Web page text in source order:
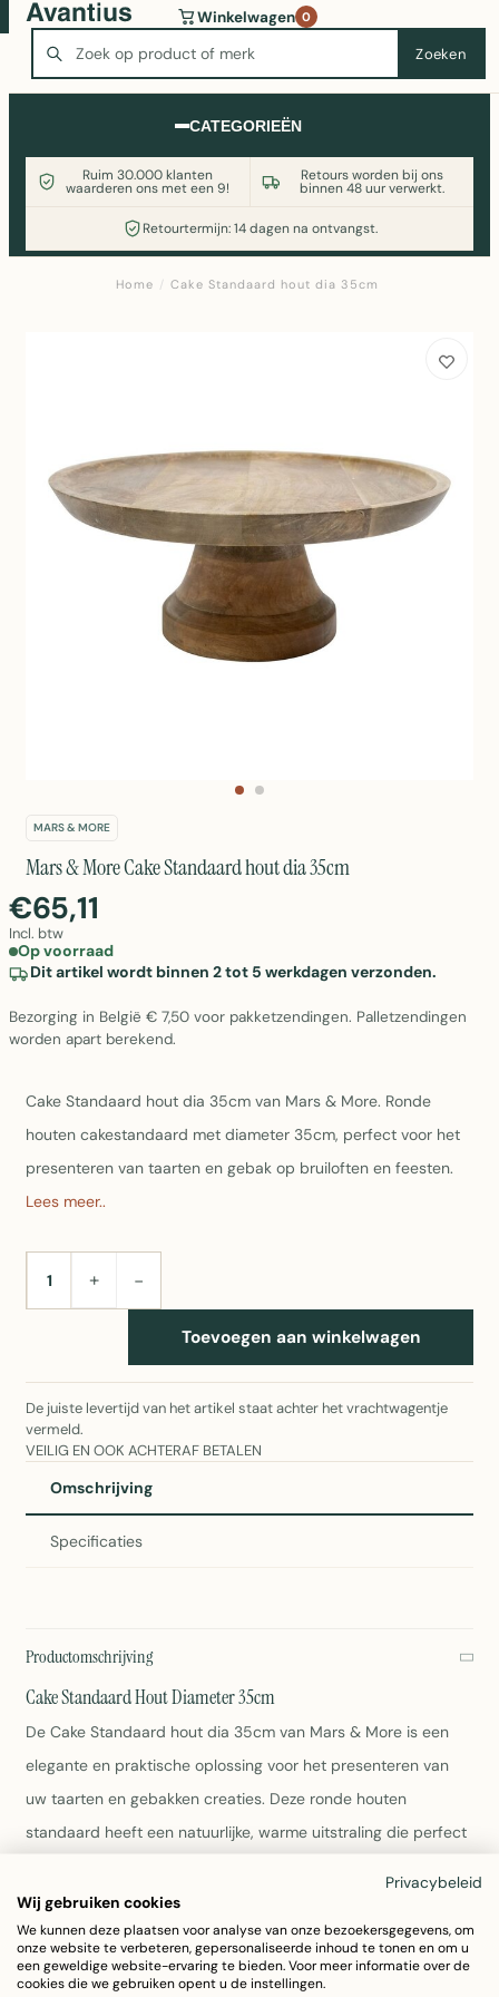
Zoeken
Winkelwagen 0
CATEGORIEËN
Ruim 30.000 klanten
waarderen ons met een 9!
Retours worden bij ons
binnen 48 uur verwerkt.
Retourtermijn: 14 dagen na ontvangst.
Wasmachine of koelkast nodig? Vergelijk alle prijzen op
Witgoedaanbod.nl
Home / Cake Standaard hout dia 35cm
MARS & MORE
Mars & More Cake Standaard hout dia 35cm
€65,11
Incl. btw
Op voorraad
Dit artikel wordt binnen 2 tot 5 werkdagen verzonden.
Bezorging in België € 7,50 voor pakketzendingen. Palletzendingen
worden apart berekend.
Cake Standaard hout dia 35cm van Mars & More. Ronde
houten cakestandaard met diameter 35cm, perfect voor het
presenteren van taarten en gebak op bruiloften en feesten.
Lees meer..
AANTAL+ −
Toevoegen aan winkelwagen
De juiste levertijd van het artikel staat achter het vrachtwagentje
vermeld.
VEILIG EN OOK ACHTERAF BETALEN
Omschrijving
Specificaties
Productomschrijving
Cake Standaard Hout Diameter 35cm
De Cake Standaard hout dia 35cm van Mars & More is een
elegante en praktische oplossing voor het presenteren van
uw taarten en gebakken creaties. Deze ronde houten
standaard heeft een natuurlijke, warme uitstraling die perfect
Diameter: 35 cm
Hoogte: 15 cm
Materiaal: Hout
Privacybeleid
Wij gebruiken cookies
We kunnen deze plaatsen voor analyse van onze bezoekersgegevens, om
onze website te verbeteren, gepersonaliseerde inhoud te tonen en om u
een geweldige website-ervaring te bieden. Voor meer informatie over de
cookies die we gebruiken opent u de instellingen.